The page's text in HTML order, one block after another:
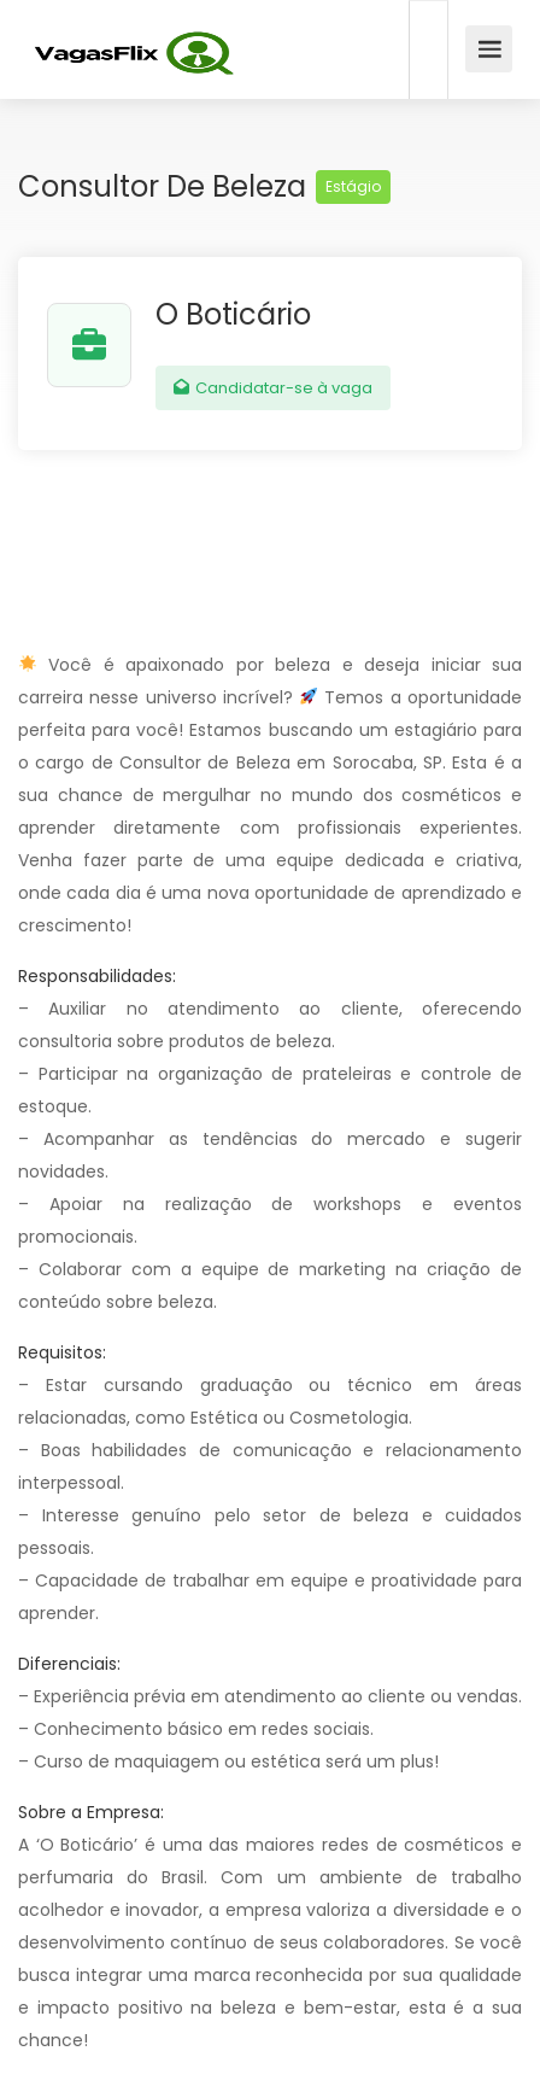
Consultor De Beleza Estágio
O Boticário
Candidatar-se à vaga
Você é apaixonado por beleza e deseja iniciar sua
carreira nesse universo incrível?
Temos a oportunidade
perfeita para você! Estamos buscando um estagiário para
o cargo de Consultor de Beleza em Sorocaba, SP. Esta é a
sua chance de mergulhar no mundo dos cosméticos e
aprender diretamente com profissionais experientes.
Venha fazer parte de uma equipe dedicada e criativa,
onde cada dia é uma nova oportunidade de aprendizado e
crescimento!
Responsabilidades:
– Auxiliar no atendimento ao cliente, oferecendo
consultoria sobre produtos de beleza.
– Participar na organização de prateleiras e controle de
estoque.
– Acompanhar as tendências do mercado e sugerir
novidades.
– Apoiar na realização de workshops e eventos
promocionais.
– Colaborar com a equipe de marketing na criação de
conteúdo sobre beleza.
Requisitos:
– Estar cursando graduação ou técnico em áreas
relacionadas, como Estética ou Cosmetologia.
– Boas habilidades de comunicação e relacionamento
interpessoal.
– Interesse genuíno pelo setor de beleza e cuidados
pessoais.
– Capacidade de trabalhar em equipe e proatividade para
aprender.
Diferenciais:
– Experiência prévia em atendimento ao cliente ou vendas.
– Conhecimento básico em redes sociais.
– Curso de maquiagem ou estética será um plus!
Sobre a Empresa:
A ‘O Boticário’ é uma das maiores redes de cosméticos e
perfumaria do Brasil. Com um ambiente de trabalho
acolhedor e inovador, a empresa valoriza a diversidade e o
desenvolvimento contínuo de seus colaboradores. Se você
busca integrar uma marca reconhecida por sua qualidade
e impacto positivo na beleza e bem-estar, esta é a sua
chance!